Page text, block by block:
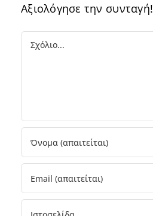
Αξιολόγησε την συνταγή!
Comment